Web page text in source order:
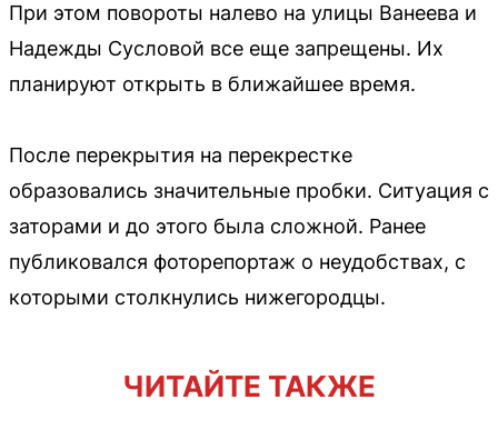
При этом повороты налево на улицы Ванеева и
Надежды Сусловой все еще запрещены. Их
планируют открыть в ближайшее время.
После перекрытия на перекрестке
образовались значительные пробки. Ситуация с
заторами и до этого была сложной. Ранее
публиковался фоторепортаж о неудобствах, с
которыми столкнулись нижегородцы.
ЧИТАЙТЕ ТАКЖЕ